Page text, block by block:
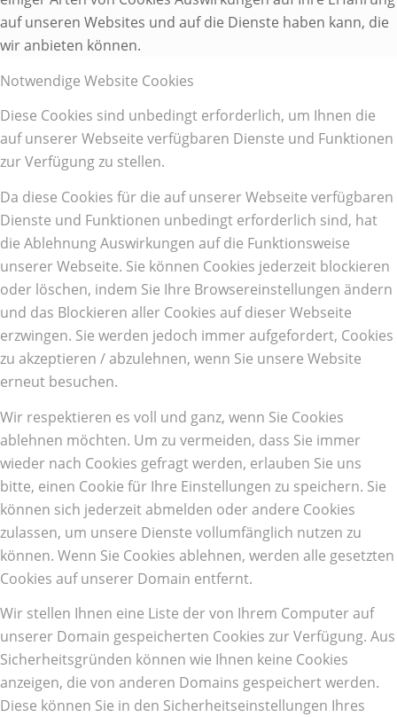
auf unseren Websites und auf die Dienste haben kann, die
wir anbieten können.
Notwendige Website Cookies
Diese Cookies sind unbedingt erforderlich, um Ihnen die
auf unserer Webseite verfügbaren Dienste und Funktionen
zur Verfügung zu stellen.
Da diese Cookies für die auf unserer Webseite verfügbaren
Dienste und Funktionen unbedingt erforderlich sind, hat
die Ablehnung Auswirkungen auf die Funktionsweise
unserer Webseite. Sie können Cookies jederzeit blockieren
oder löschen, indem Sie Ihre Browsereinstellungen ändern
und das Blockieren aller Cookies auf dieser Webseite
erzwingen. Sie werden jedoch immer aufgefordert, Cookies
zu akzeptieren / abzulehnen, wenn Sie unsere Website
erneut besuchen.
Wir respektieren es voll und ganz, wenn Sie Cookies
ablehnen möchten. Um zu vermeiden, dass Sie immer
wieder nach Cookies gefragt werden, erlauben Sie uns
bitte, einen Cookie für Ihre Einstellungen zu speichern. Sie
können sich jederzeit abmelden oder andere Cookies
zulassen, um unsere Dienste vollumfänglich nutzen zu
können. Wenn Sie Cookies ablehnen, werden alle gesetzten
Cookies auf unserer Domain entfernt.
Wir stellen Ihnen eine Liste der von Ihrem Computer auf
unserer Domain gespeicherten Cookies zur Verfügung. Aus
Sicherheitsgründen können wie Ihnen keine Cookies
anzeigen, die von anderen Domains gespeichert werden.
Diese können Sie in den Sicherheitseinstellungen Ihres